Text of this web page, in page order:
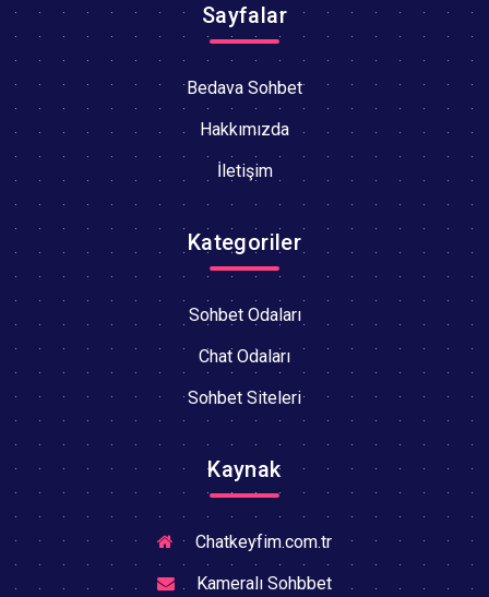
Sayfalar
Bedava Sohbet
Hakkımızda
İletişim
Kategoriler
Sohbet Odaları
Chat Odaları
Sohbet Siteleri
Kaynak
Chatkeyfim.com.tr
Kameralı Sohbbet